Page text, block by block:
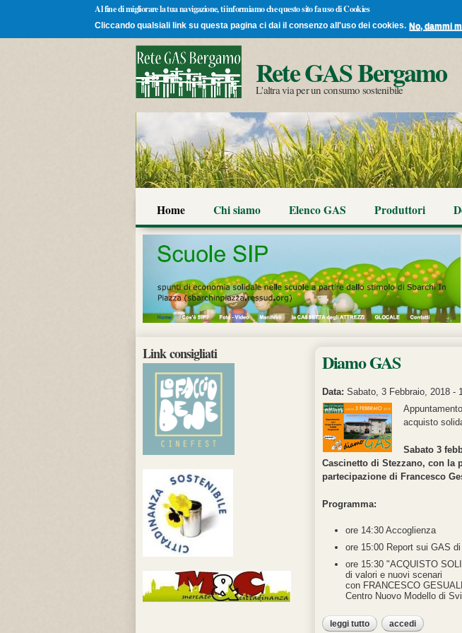
Al fine di migliorare la tua navigazione, ti informiamo che questo sito fa uso di Cookies
Cliccando qualsiali link su questa pagina ci dai il consenzo all'uso dei cookies. No, dammi
Rete GAS Bergamo
L'altra via per un consumo sostenibile
Home Chi siamo Elenco GAS Produttori
Link consigliati Diamo GAS
Data: Sabato, 3 Febbraio, 2018 -
acquisto
Sabato 3
Cascinetto di Stezzano, con la
partecipazione di Francesco
Programma:
ore 14:30 Accoglienza
ore 15:00 Report sui GAS
ore 15:30 "ACQUISTO
di valori e nuovi scenari
con FRANCESCO
Centro Nuovo Modello di
leggi tuttosu diamo gas
accedi
Pagine